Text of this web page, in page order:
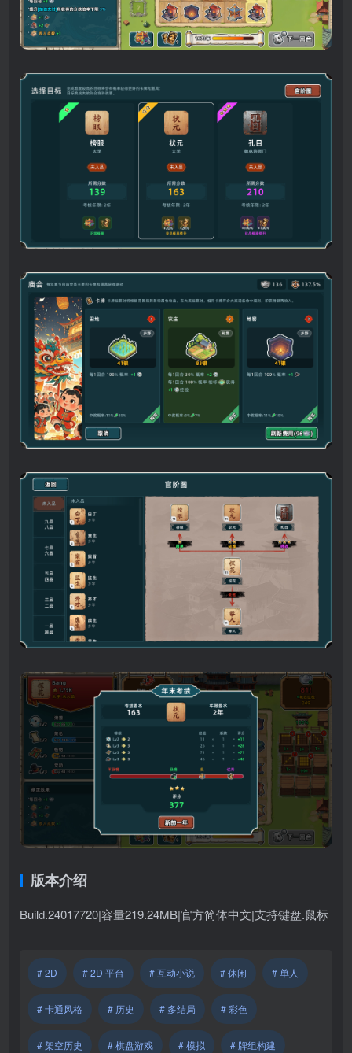
版本介绍
Build.24017720|容量219.24MB|官方简体中文|支持键盘.鼠标
# 2D # 2D 平台 # 互动小说 # 休闲 # 单人
# 卡通风格 # 历史 # 多结局 # 彩色
# 架空历史 # 棋盘游戏 # 模拟 # 牌组构建